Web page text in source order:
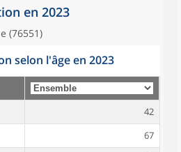
en 2023
(76551)
selon l'âge en 2023
42
67